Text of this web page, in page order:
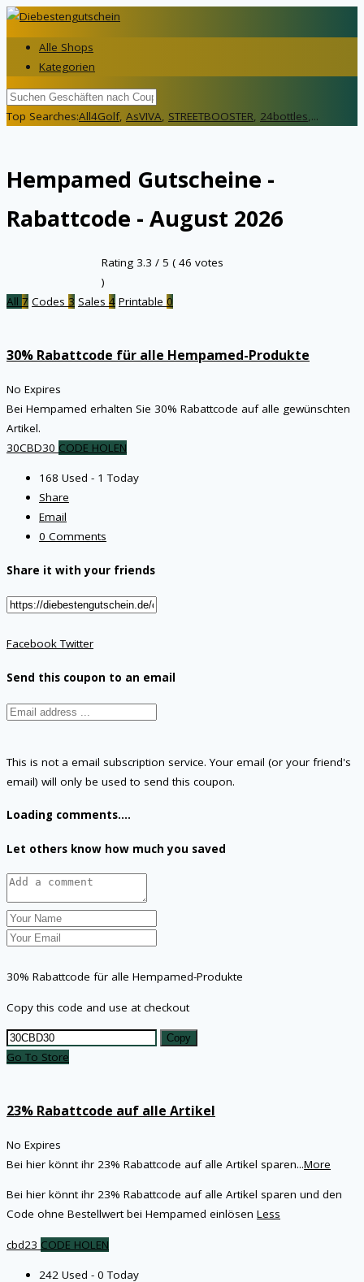
Alle Shops
Kategorien
Top Searches:All4Golf, AsVIVA, STREETBOOSTER, 24bottles,...
Hempamed Gutscheine -
Rabattcode - August 2026
Rating 3.3 / 5 ( 46 votes
)
All 7 Codes 3 Sales 4 Printable 0
30% Rabattcode für alle Hempamed-Produkte
No Expires
Bei Hempamed erhalten Sie 30% Rabattcode auf alle gewünschten
Artikel.
30CBD30 CODE HOLEN
168 Used - 1 Today
Share
Email
0 Comments
Share it with your friends
FacebookTwitter
Send this coupon to an email
This is not a email subscription service. Your email (or your friend's
email) will only be used to send this coupon.
Loading comments....
Let others know how much you saved
30% Rabattcode für alle Hempamed-Produkte
Copy this code and use at checkout
Copy
Go To Store
23% Rabattcode auf alle Artikel
No Expires
Bei hier könnt ihr 23% Rabattcode auf alle Artikel sparen...More
Bei hier könnt ihr 23% Rabattcode auf alle Artikel sparen und den
Code ohne Bestellwert bei Hempamed einlösen Less
cbd23 CODE HOLEN
242 Used - 0 Today